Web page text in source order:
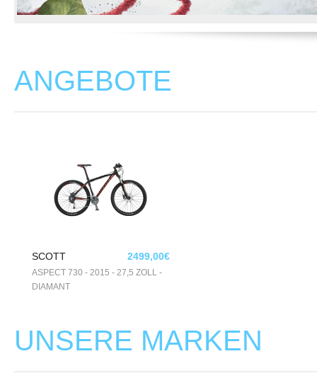
ANGEBOTE
SCOTT 2499,00€
ASPECT 730 - 2015 - 27,5 ZOLL -
DIAMANT
UNSERE MARKEN